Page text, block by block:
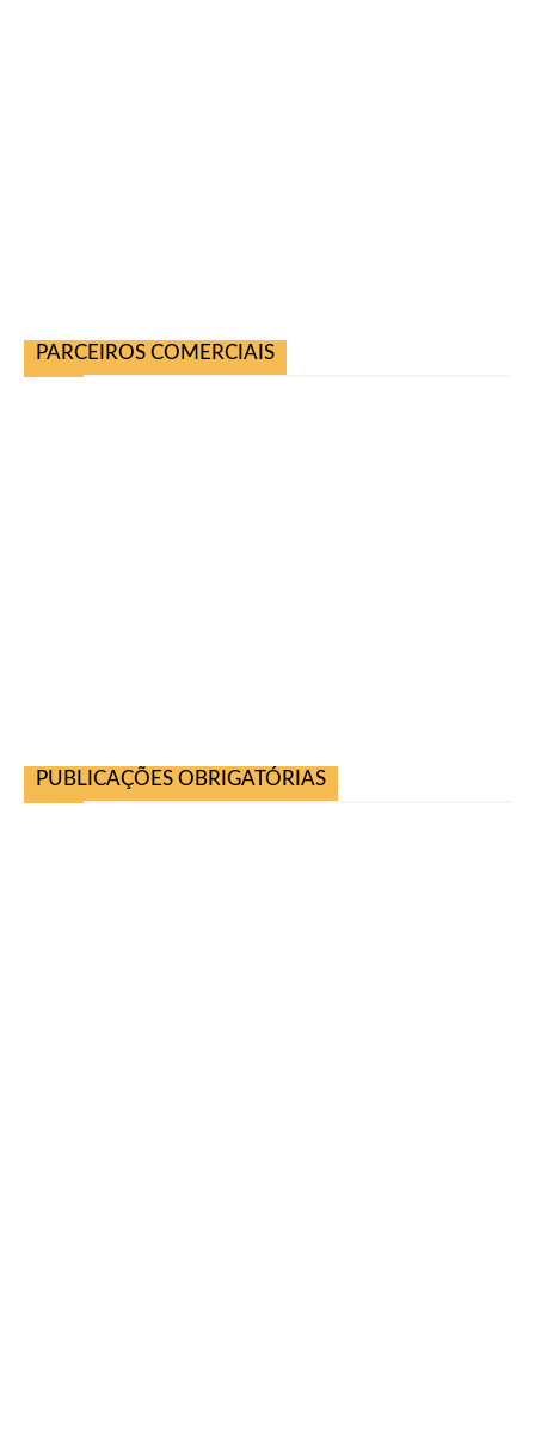
PARCEIROS COMERCIAIS
PUBLICAÇÕES OBRIGATÓRIAS